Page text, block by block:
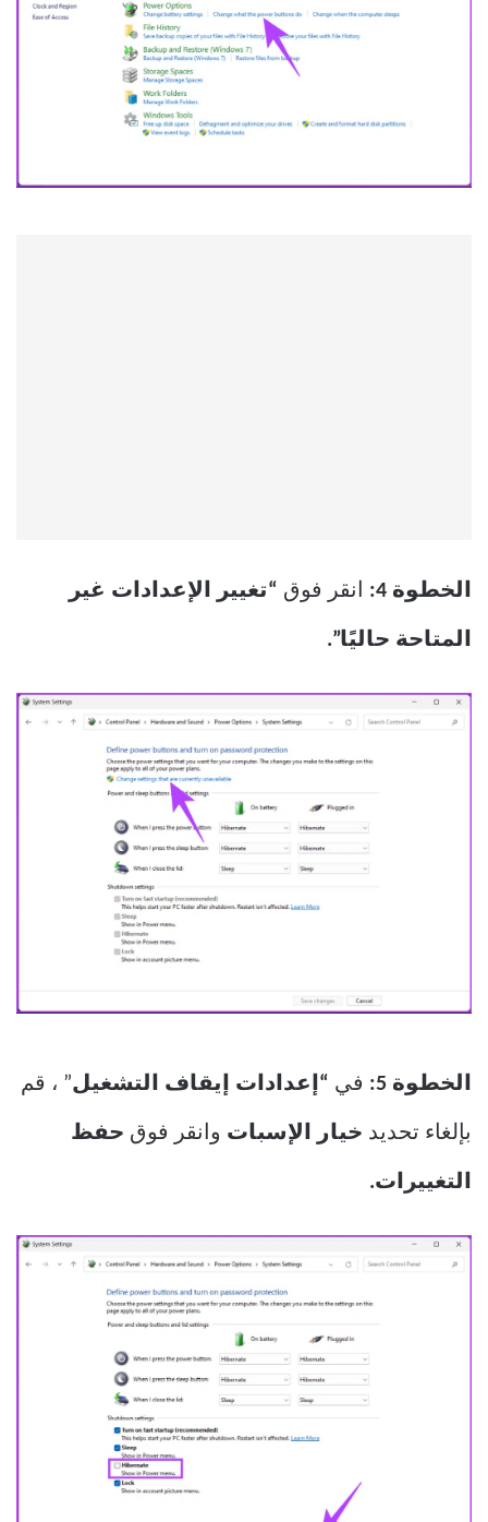
الخطوة 4: انقر فوق “تغيير الإعدادات غير
المتاحة حاليًا”.
الخطوة 5: في “إعدادات إيقاف التشغيل” ، قم
بإلغاء تحديد خيار الإسبات وانقر فوق حفظ
التغييرات.